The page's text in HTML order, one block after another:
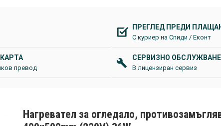
ПРЕГЛЕД ПРЕДИ
С куриер на Спиди / Еконт
превод
СЕРВИЗНО ОБСЛУЖВАНЕ
В лицензиран сервиз
Нагревател за огледало,